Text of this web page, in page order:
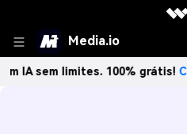
Media.io
limites. 100% grátis!Comece